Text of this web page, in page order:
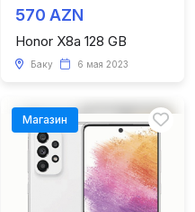
570 AZN
Honor X8a 128 GB
Баку 6 мая 2023
Магазин